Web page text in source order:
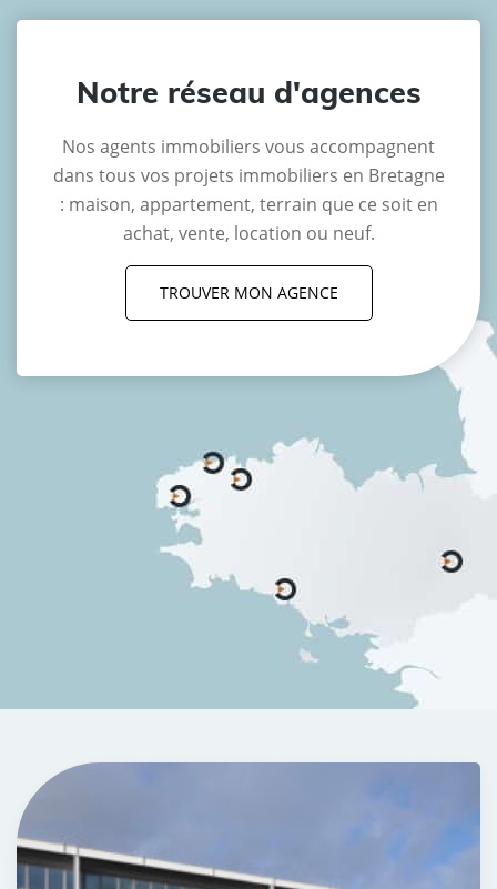
Notre réseau d'agences
Nos agents immobiliers vous accompagnent
dans tous vos projets immobiliers en Bretagne
: maison, appartement, terrain que ce soit en
achat, vente, location ou neuf.
TROUVER MON AGENCE